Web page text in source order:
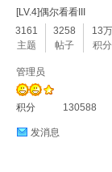
[LV.4]偶尔看看III
3161
主题
3258
帖子
13万
积分
管理员
积分 130588
发消息